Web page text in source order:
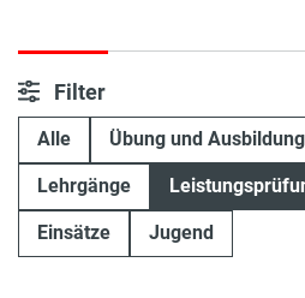
Filter
Alle Übung und Ausbildung
Lehrgänge
Einsätze Jugend